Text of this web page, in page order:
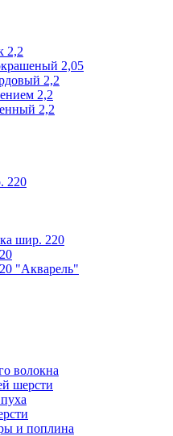
2,2
2,05
2,2
2,2
2,2
220
шир. 220
"Акварель"
волокна
шерсти
и поплина